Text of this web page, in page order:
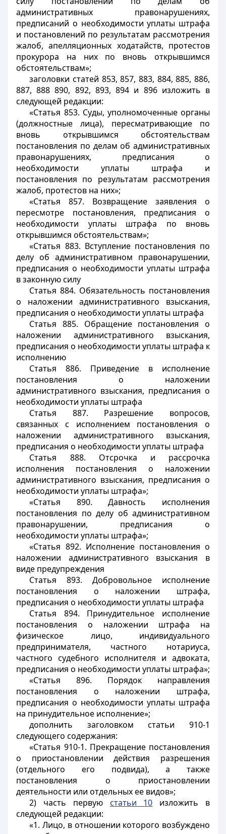
административных правонарушениях,
предписаний о необходимости уплаты штрафа
и постановлений по результатам рассмотрения
жалоб, апелляционных ходатайств, протестов
прокурора на них по вновь открывшимся
обстоятельствам»;
заголовки статей 853, 857, 883, 884, 885, 886,
887, 888 890, 892, 893, 894 и 896 изложить в
следующей редакции:
«Статья 853. Суды, уполномоченные органы
(должностные лица), пересматривающие по
вновь открывшимся обстоятельствам
постановления по делам об административных
правонарушениях, предписания о
необходимости уплаты штрафа и
постановления по результатам рассмотрения
жалоб, протестов на них»;
«Статья 857. Возвращение заявления о
пересмотре постановления, предписания о
необходимости уплаты штрафа по вновь
открывшимся обстоятельствам»;
«Статья 883. Вступление постановления по
делу об административном правонарушении,
предписания о необходимости уплаты штрафа
в законную силу
Статья 884. Обязательность постановления
о наложении административного взыскания,
предписания о необходимости уплаты штрафа
Статья 885. Обращение постановления о
наложении административного взыскания,
предписания о необходимости уплаты штрафа к
исполнению
Статья 886. Приведение в исполнение
постановления о наложении
административного взыскания, предписания о
необходимости уплаты штрафа
Статья 887. Разрешение вопросов,
связанных с исполнением постановления о
наложении административного взыскания,
предписания о необходимости уплаты штрафа
Статья 888. Отсрочка и рассрочка
исполнения постановления о наложении
административного взыскания, предписания о
необходимости уплаты штрафа»;
«Статья 890. Давность исполнения
постановления по делу об административном
правонарушении, предписания о
необходимости уплаты штрафа»;
«Статья 892. Исполнение постановления о
наложении административного взыскания в
виде предупреждения
Статья 893. Добровольное исполнение
постановления о наложении штрафа,
предписания о необходимости уплаты штрафа
Статья 894. Принудительное исполнение
постановления о наложении штрафа на
физическое лицо, индивидуального
предпринимателя, частного нотариуса,
частного судебного исполнителя и адвоката,
предписания о необходимости уплаты штрафа»;
«Статья 896. Порядок направления
постановления о наложении штрафа,
предписания о необходимости уплаты штрафа
на принудительное исполнение»;
дополнить заголовком статьи 910-1
следующего содержания:
«Статья 910-1. Прекращение постановления
о приостановлении действия разрешения
(отдельного его подвида), а также
постановления о приостановлении
деятельности или отдельных ее видов»;
2) часть первую статьи 10 изложить в
следующей редакции:
«1. Лицо, в отношении которого возбуждено